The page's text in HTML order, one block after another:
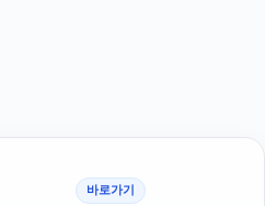
바로가기